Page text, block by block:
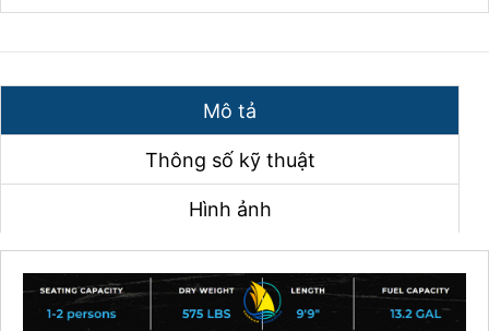
Mô tả
Thông số kỹ thuật
Hình ảnh